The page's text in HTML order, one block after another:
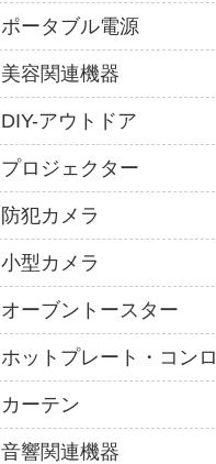
ポータブル電源
美容関連機器
DIY-アウトドア
プロジェクター
防犯カメラ
小型カメラ
オーブントースター
ホットプレート・コンロ
カーテン
音響関連機器